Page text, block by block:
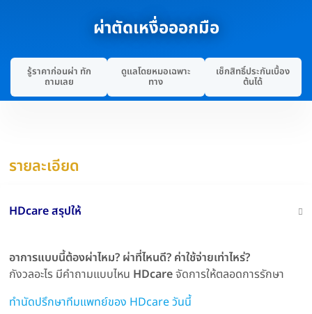
รู้ราคาก่อนผ่า ทัก
ถามเลย
ดูแลโดยหมอเฉพาะ
ทาง
เช็กสิทธิ์ประกันเบื้อง
ต้นได้
ผ่าตัดเหงื่อออกมือ
รายละเอียด
HDcare สรุปให้
อาการแบบนี้ต้องผ่าไหม? ผ่าที่ไหนดี? ค่าใช้จ่ายเท่าไหร่?
กังวลอะไร มีคำถามแบบไหน HDcareจัดการให้ตลอดการรักษา
ทำนัดปรึกษาทีมแพทย์ของ HDcare วันนี้